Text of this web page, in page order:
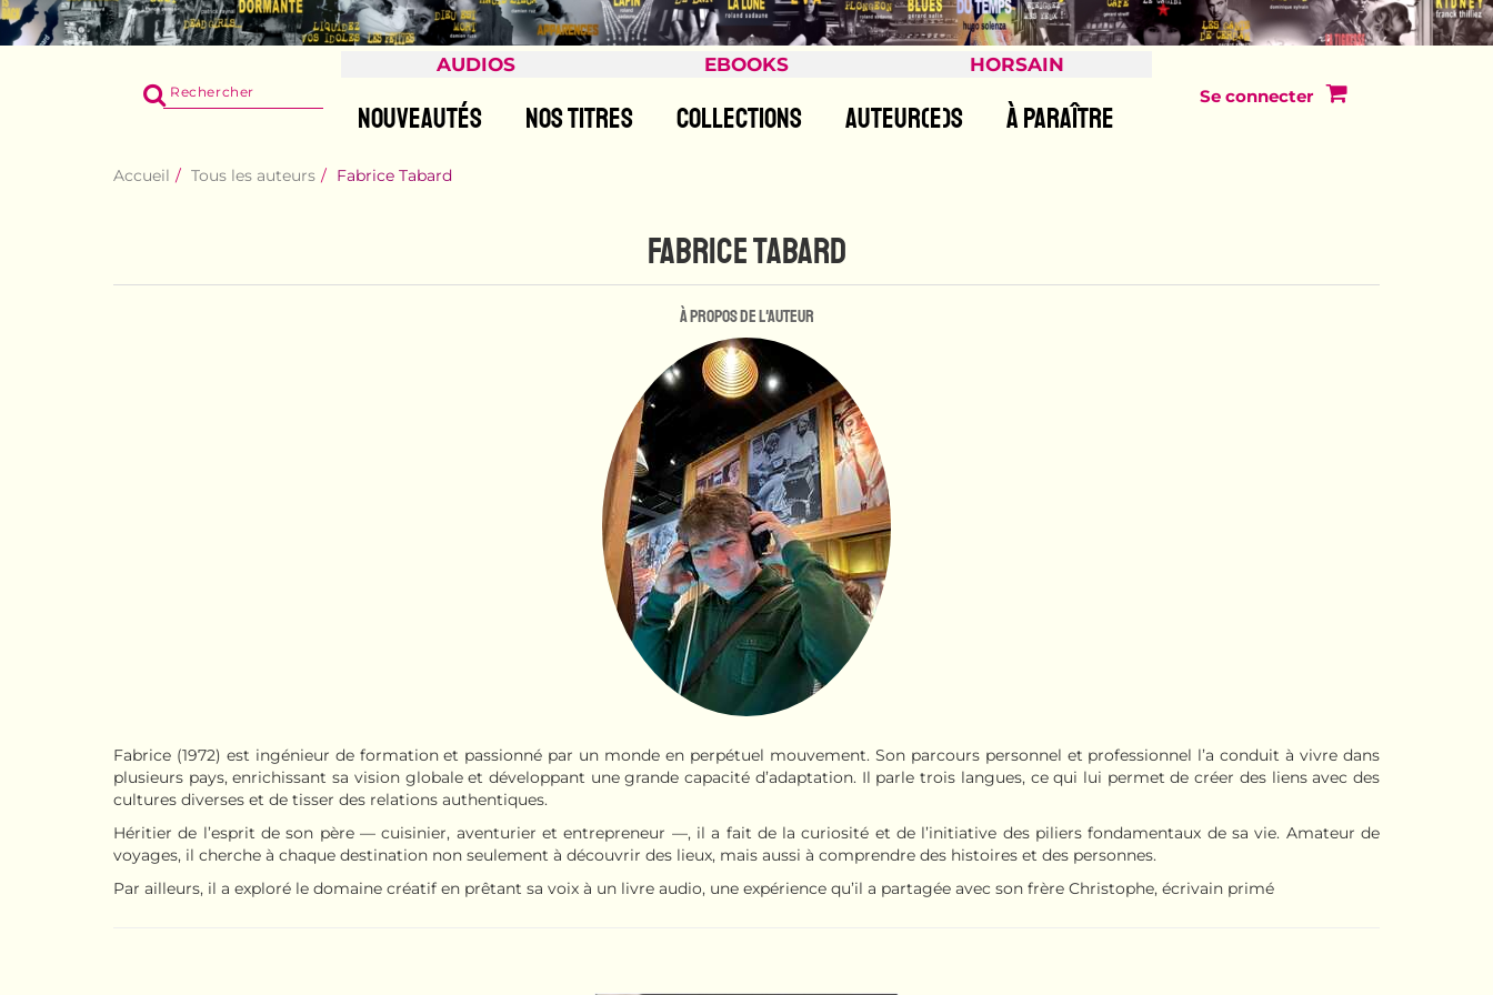
RECHERCHER
SUR
AUDIOS EBOOKS HORSAIN
NOUVEAUTÉS NOS TITRES COLLECTIONS AUTEUR(E)S À PARAÎTRE
Se connecter
Accueil Tous les auteurs Fabrice Tabard
FABRICE TABARD
À propos de l'auteur
Fabrice (1972) est ingénieur de formation et passionné par un monde en perpétuel mouvement. Son parcours personnel et professionnel l’a conduit à vivre dans
plusieurs pays, enrichissant sa vision globale et développant une grande capacité d’adaptation. Il parle trois langues, ce qui lui permet de créer des liens avec des
cultures diverses et de tisser des relations authentiques.
Héritier de l’esprit de son père — cuisinier, aventurier et entrepreneur —, il a fait de la curiosité et de l’initiative des piliers fondamentaux de sa vie. Amateur de
voyages, il cherche à chaque destination non seulement à découvrir des lieux, mais aussi à comprendre des histoires et des personnes.
Par ailleurs, il a exploré le domaine créatif en prêtant sa voix à un livre audio, une expérience qu’il a partagée avec son frère Christophe, écrivain primé